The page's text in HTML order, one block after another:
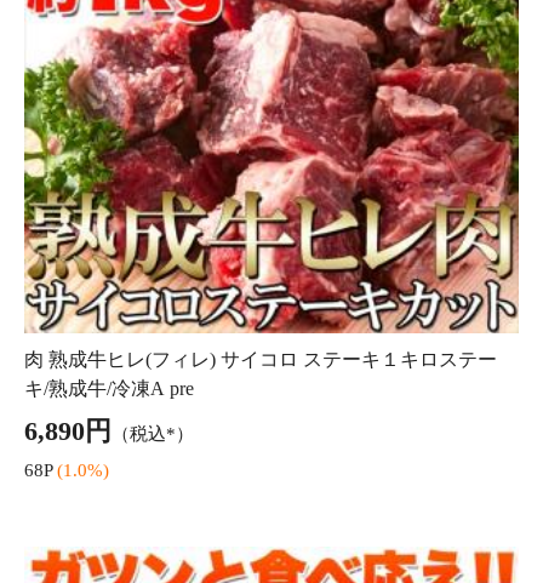
焼きたら チーズ 300g 北海道産 チェダーチーズ たっぷり使用!!メール便 pre
2,200円
22P (1.0%)
4.48点 (276件)
クレカ
auかんたん決済
後払い(NP後払い)